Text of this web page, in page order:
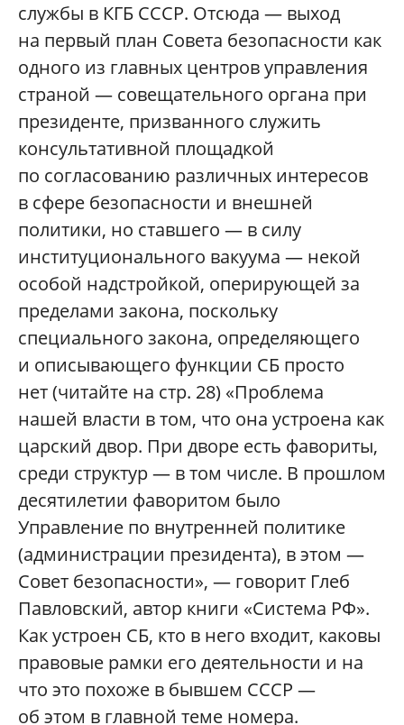
службы в КГБ СССР. Отсюда — выход
на первый план Совета безопасности как
одного из главных центров управления
страной — совещательного органа при
президенте, призванного служить
консультативной площадкой
по согласованию различных интересов
в сфере безопасности и внешней
политики, но ставшего — в силу
институционального вакуума — некой
особой надстройкой, оперирующей за
пределами закона, поскольку
специального закона, определяющего
и описывающего функции СБ просто
нет (читайте на стр. 28) «Проблема
нашей власти в том, что она устроена как
царский двор. При дворе есть фавориты,
среди структур — в том числе. В прошлом
десятилетии фаворитом было
Управление по внутренней политике
(администрации президента), в этом —
Совет безопасности», — говорит Глеб
Павловский, автор книги «Система РФ».
Как устроен СБ, кто в него входит, каковы
правовые рамки его деятельности и на
что это похоже в бывшем СССР —
об этом в главной теме номера.